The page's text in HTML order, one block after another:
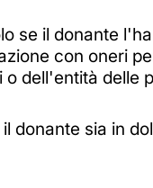
se il donante
con oneri
dell'entità delle
donante sia in